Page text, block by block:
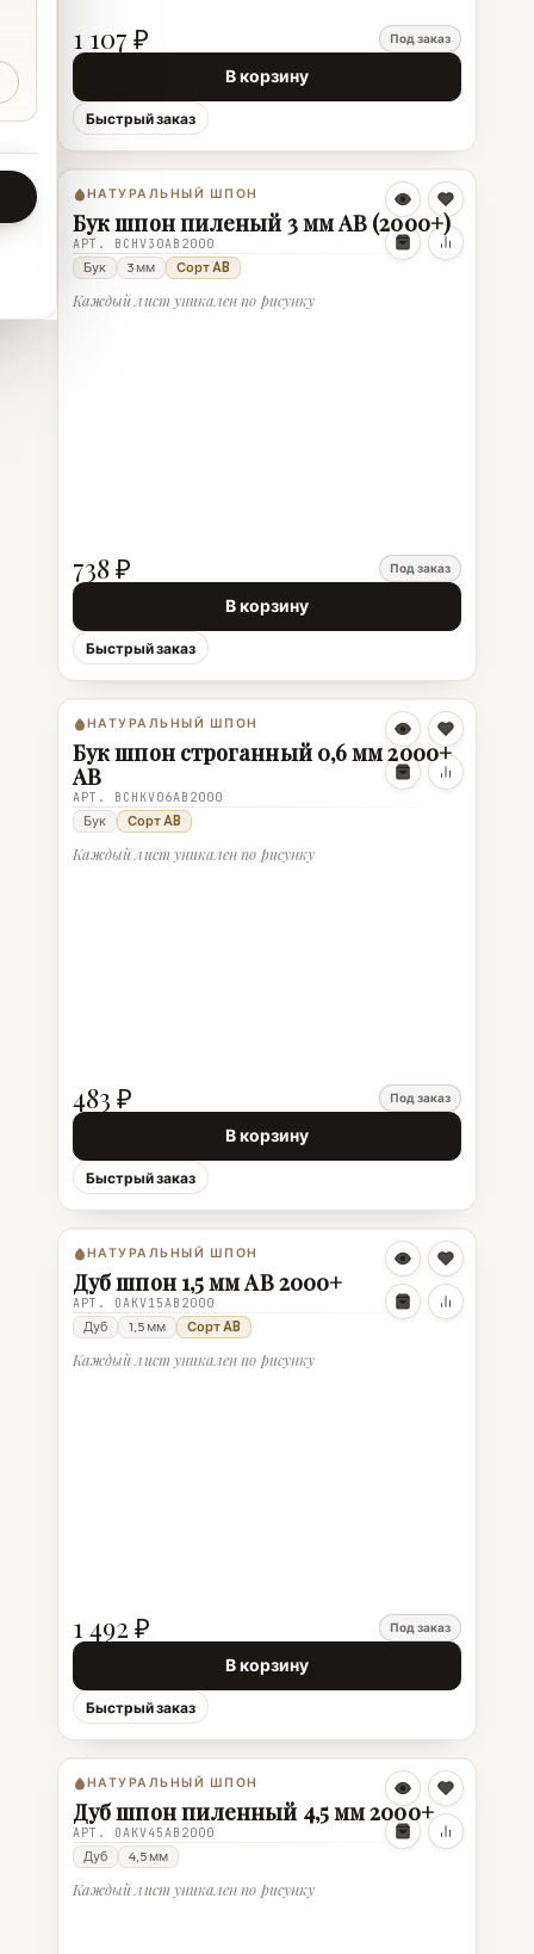
1 107 ₽ Под заказ
В корзину
Быстрый заказ
НАТУРАЛЬНЫЙ ШПОН
Бук шпон пиленый 3 мм AB (2000+)
АРТ. BCHV30AB2000
Бук 3 мм Сорт AB
Каждый лист уникален по рисунку
738 ₽ Под заказ
В корзину
Быстрый заказ
НАТУРАЛЬНЫЙ ШПОН
Бук шпон строганный 0,6 мм 2000+
AB
АРТ. BCHKV06AB2000
Бук Сорт AB
Каждый лист уникален по рисунку
483 ₽ Под заказ
В корзину
Быстрый заказ
НАТУРАЛЬНЫЙ ШПОН
Дуб шпон 1,5 мм AB 2000+
АРТ. OAKV15AB2000
Дуб 1,5 мм Сорт AB
Каждый лист уникален по рисунку
1 492 ₽ Под заказ
В корзину
Быстрый заказ
НАТУРАЛЬНЫЙ ШПОН
Дуб шпон пиленный 4,5 мм 2000+
АРТ. OAKV45AB2000
Дуб 4,5 мм
Каждый лист уникален по рисунку